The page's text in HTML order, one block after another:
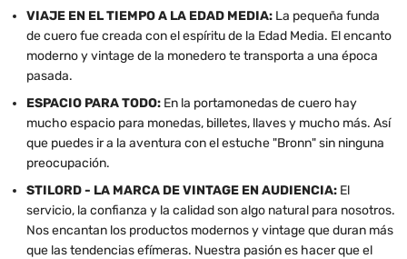
VIAJE EN EL TIEMPO A LA EDAD MEDIA: La pequeña funda
de cuero fue creada con el espíritu de la Edad Media. El encanto
moderno y vintage de la monedero te transporta a una época
pasada.
ESPACIO PARA TODO: En la portamonedas de cuero hay
mucho espacio para monedas, billetes, llaves y mucho más. Así
que puedes ir a la aventura con el estuche "Bronn" sin ninguna
preocupación.
STILORD - LA MARCA DE VINTAGE EN AUDIENCIA: El
servicio, la confianza y la calidad son algo natural para nosotros.
Nos encantan los productos modernos y vintage que duran más
que las tendencias efímeras. Nuestra pasión es hacer que el